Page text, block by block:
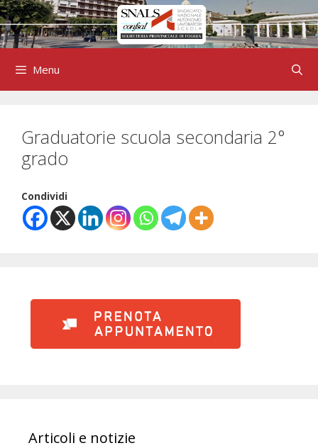
Vai
al
contenuto
Menu
Graduatorie scuola secondaria 2°
grado
Condividi
Articoli e notizie